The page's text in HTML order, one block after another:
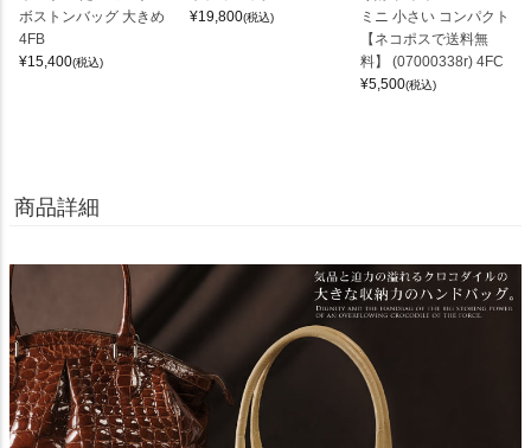
ボストンバッグ 大きめ
4FB
¥15,400(税込)
¥19,800(税込)
ミニ 小さい コンパクト
【ネコポスで送料無
料】 (07000338r) 4FC
¥5,500(税込)
商品詳細